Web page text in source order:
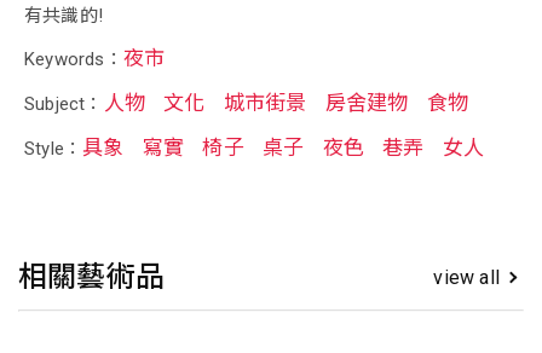
有共識的!
Keywords： 夜市
Subject： 人物 文化 城市街景 房舍建物 食物
Style： 具象 寫實 椅子 桌子 夜色 巷弄 女人
相關藝術品 view all